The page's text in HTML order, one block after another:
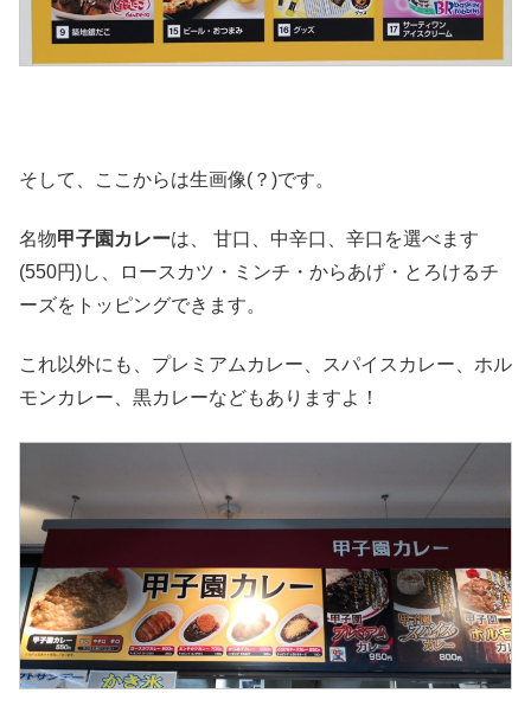
そして、ここからは生画像(？)です。
名物甲子園カレーは、 甘口、中辛口、辛口を選べます
(550円)し、ロースカツ・ミンチ・からあげ・とろけるチ
ーズをトッピングできます。
これ以外にも、プレミアムカレー、スパイスカレー、ホル
モンカレー、黒カレーなどもありますよ！